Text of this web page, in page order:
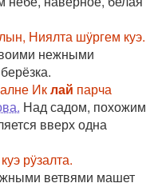
Ниялта шӱргем куэ.
нежными
Иклай парча
Над садом, похожим
вверх одна
рӱзалта.
ветвями машет